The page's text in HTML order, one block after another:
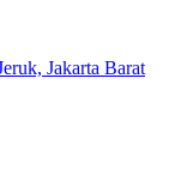
Jakarta Barat